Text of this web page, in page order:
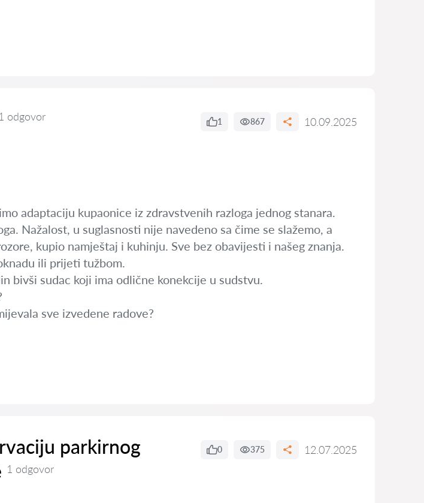
1 odgovor 1 867 10.09.2025
adaptaciju kupaonice iz zdravstvenih razloga jednog stanara.
Nažalost, u suglasnosti nije navedeno sa čime se slažemo, a
kupio namještaj i kuhinju. Sve bez obavijesti i našeg znanja.
ili prijeti tužbom.
bivši sudac koji ima odlične konekcije u sudstvu.
sve izvedene radove?
parkirnog
1 odgovor
0 375 12.07.2025